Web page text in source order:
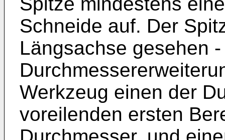
Schneide auf. Der
Längsachse gesehen
Werkzeug einen der
voreilenden ersten